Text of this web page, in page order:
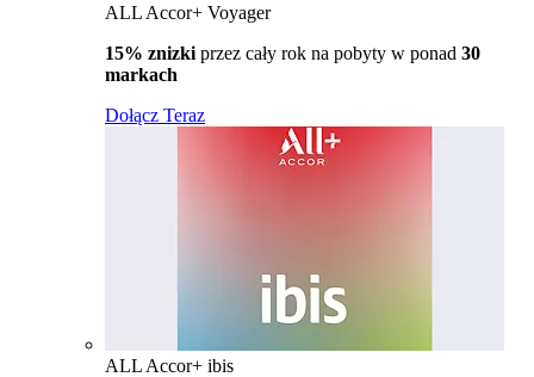
ALL Accor+ Voyager
15% znizki przez cały rok na pobyty w ponad 30
markach
Dołącz Teraz
ALL Accor+ ibis